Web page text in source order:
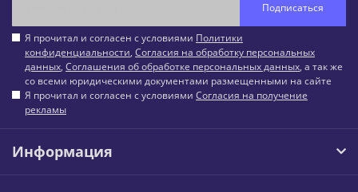
Подписаться
Я прочитал и согласен с условиями Политики
конфиденциальности, Согласия на обработку персональных
данных, Соглашения об обработке персональных данных, а так же
со всеми юридическими документами размещенными на сайте
Я прочитал и согласен с условиями Согласия на получение
рекламы
Информация